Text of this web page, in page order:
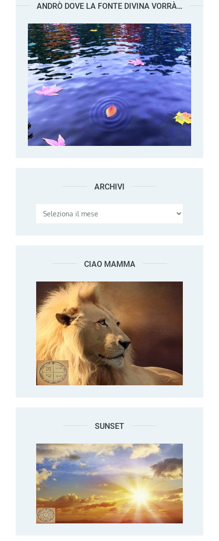
ANDRÒ DOVE LA FONTE DIVINA VORRÀ…
ARCHIVI Archivi
CIAO MAMMA
SUNSET